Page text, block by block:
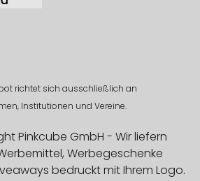
richtet sich ausschließlich an
Institutionen und Vereine.
Pinkcube GmbH - Wir liefern
Werbegeschenke
bedruckt mit Ihrem Logo.